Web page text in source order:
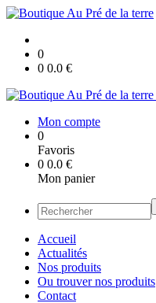
0
0 0.0 €
Mon compte
0
Favoris
0 0.0 €
Mon panier
Accueil
Actualités
Nos produits
Ou trouver nos produits
Contact